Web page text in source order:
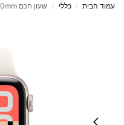
עמוד הבית / כללי / שעון חכם Apple Watch SE 3 GPS 40mm